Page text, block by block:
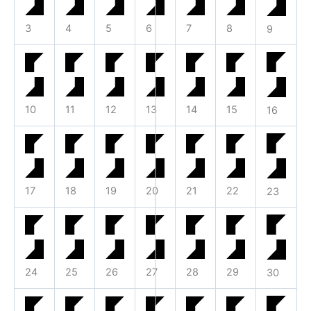
3 4 5 6 7 8 9
10 11 12 13 14 15 16
17 18 19 20 21 22 23
24 25 26 27 28 29 30